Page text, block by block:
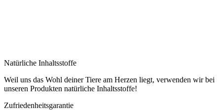
Natürliche Inhaltsstoffe
Weil uns das Wohl deiner Tiere am Herzen liegt, verwenden wir bei
unseren Produkten natürliche Inhaltsstoffe!
Zufriedenheitsgarantie